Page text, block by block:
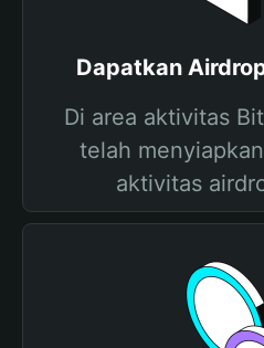
Dapatkan
Di area aktivitas
telah
aktivitas